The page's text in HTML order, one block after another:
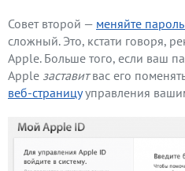
Совет второй — меняйте
сложный. Это, кстати говоря,
Apple. Больше того, если ваш
Apple заставитвас его
веб-страницууправления